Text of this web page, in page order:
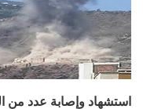
استشهاد وإصابة عدد من